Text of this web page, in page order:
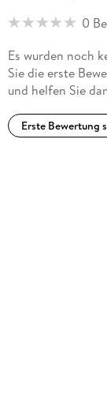
0
Es wurden noch
Sie die erste
und helfen Sie
Erste Bewertung